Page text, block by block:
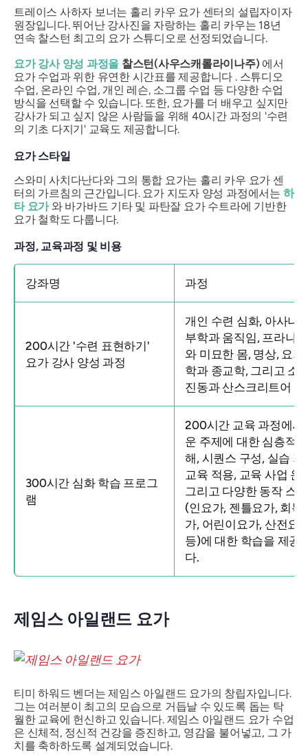
트레이스 사하자 보너는 홀리 카우 요가 센터의 설립자이자
원장입니다. 뛰어난 강사진을 자랑하는 홀리 카우는 18년
연속 찰스턴 최고의 요가 스튜디오로 선정되었습니다.
요가 강사 양성 과정을 찰스턴(사우스캐롤라이나주) 에서
요가 수업과 위한 유연한 시간표를 제공합니다 . 스튜디오
수업, 온라인 수업, 개인 레슨, 소그룹 수업 등 다양한 수업
방식을 선택할 수 있습니다. 또한, 요가를 더 배우고 싶지만
강사가 되고 싶지 않은 사람들을 위해 40시간 과정의 '수련
의 기초 다지기' 교육도 제공합니다.
요가 스타일
스와미 사치다난다와 그의 통합 요가는 홀리 카우 요가 센
터의 가르침의 근간입니다. 요가 지도자 양성 과정에서는 하
타 요가와 바가바드 기타 및 파탄잘 요가 수트라에 기반한
요가 철학도 다룹니다.
과정, 교육과정 및 비용
강좌명 과정
200시간 '수련 표현하기'
요가 강사 양성 과정
개인 수련 심화, 아사나,
부학과 움직임, 프라나
와 미묘한 몸, 명상, 요가
학과 종교학, 그리고 소
진동과 산스크리트어
300시간 심화 학습 프로그
램
200시간 교육 과정에서
운 주제에 대한 심층적
해, 시퀀스 구성, 실습 지
교육 적용, 교육 사업 운
그리고 다양한 동작 스
(인요가, 젠틀요가, 회복
가, 어린이요가, 산전요
등)에 대한 학습을 ​​제공
다.
제임스 아일랜드 요가
티미 하워드 벤더는 제임스 아일랜드 요가의 창립자입니다.
그는 여러분이 최고의 모습으로 거듭날 수 있도록 돕는 탁
월한 교육에 헌신하고 있습니다. 제임스 아일랜드 요가 수업
은 신체적, 정신적 건강을 증진하고, 영감을 불어넣고, 그 가
치를 축하하도록 설계되었습니다.